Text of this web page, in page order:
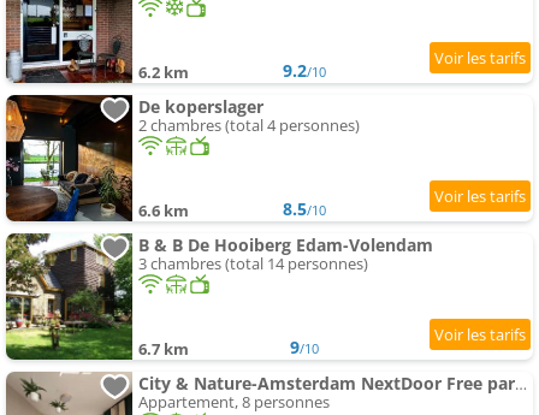
6.2 km 9.2/10
De koperslager
2 chambres (total 4 personnes)
6.6 km 8.5/10
B & B De Hooiberg Edam-Volendam
3 chambres (total 14 personnes)
6.7 km 9/10
City & Nature-Amsterdam NextDoor Free parking 8 person 2 Cuisines
Appartement, 8 personnes